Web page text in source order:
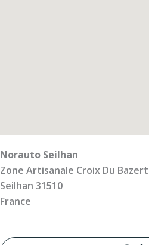
Norauto Seilhan
Zone Artisanale Croix Du Bazert
Seilhan 31510
France